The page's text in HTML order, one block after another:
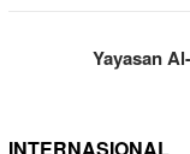
Yayasan
INTERNASIONAL